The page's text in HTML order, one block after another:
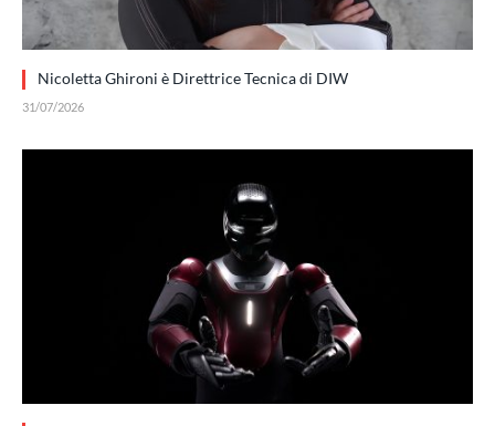
Nicoletta Ghironi è Direttrice Tecnica di DIW
31/07/2026